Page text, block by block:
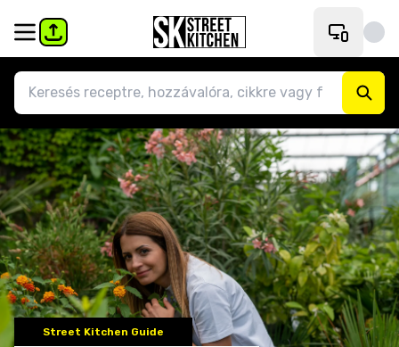
Street Kitchen Guide